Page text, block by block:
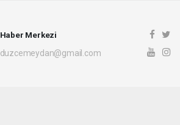
Haber Merkezi
duzcemeydan@gmail.com